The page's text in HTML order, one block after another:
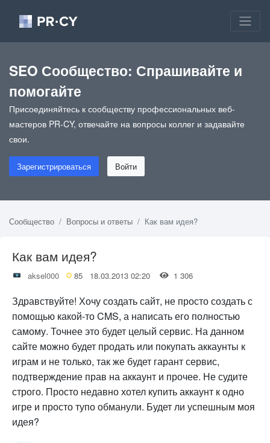
SEO Сообщество: Спрашивайте и
помогайте
Присоединяйтесь к сообществу профессиональных веб-
мастеров PR-CY, отвечайте на вопросы коллег и задавайте
свои.
Зарегистрироваться Войти
Сообщество Вопросы и ответы Как вам идея?
Как вам идея?
aksel000 85 18.03.2013 02:20 1 306
Здравствуйте! Хочу создать сайт, не просто создать с
помощью какой-то CMS, а написать его полностью
самому. Точнее это будет целый сервис. На данном
сайте можно будет продать или покупать аккаунты к
играм и не только, так же будет гарант сервис,
подтверждение прав на аккаунт и прочее. Не судите
строго. Просто недавно хотел купить аккаунт к одно
игре и просто тупо обманули. Будет ли успешным моя
идея?